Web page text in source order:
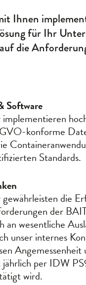
Ihnen
für Ihr
die
Software
konforme
Standards.
die
der
an wesent­liche
unser internes
per IDW
wird.